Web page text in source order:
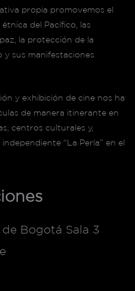
propia promovemos el
del Pacífico, las
la protección de la
y sus manifestaciones
y exhibición de cine nos ha
de manera itinerante en
centros culturales y,
“La Perla” en el
Bogotá Sala 3